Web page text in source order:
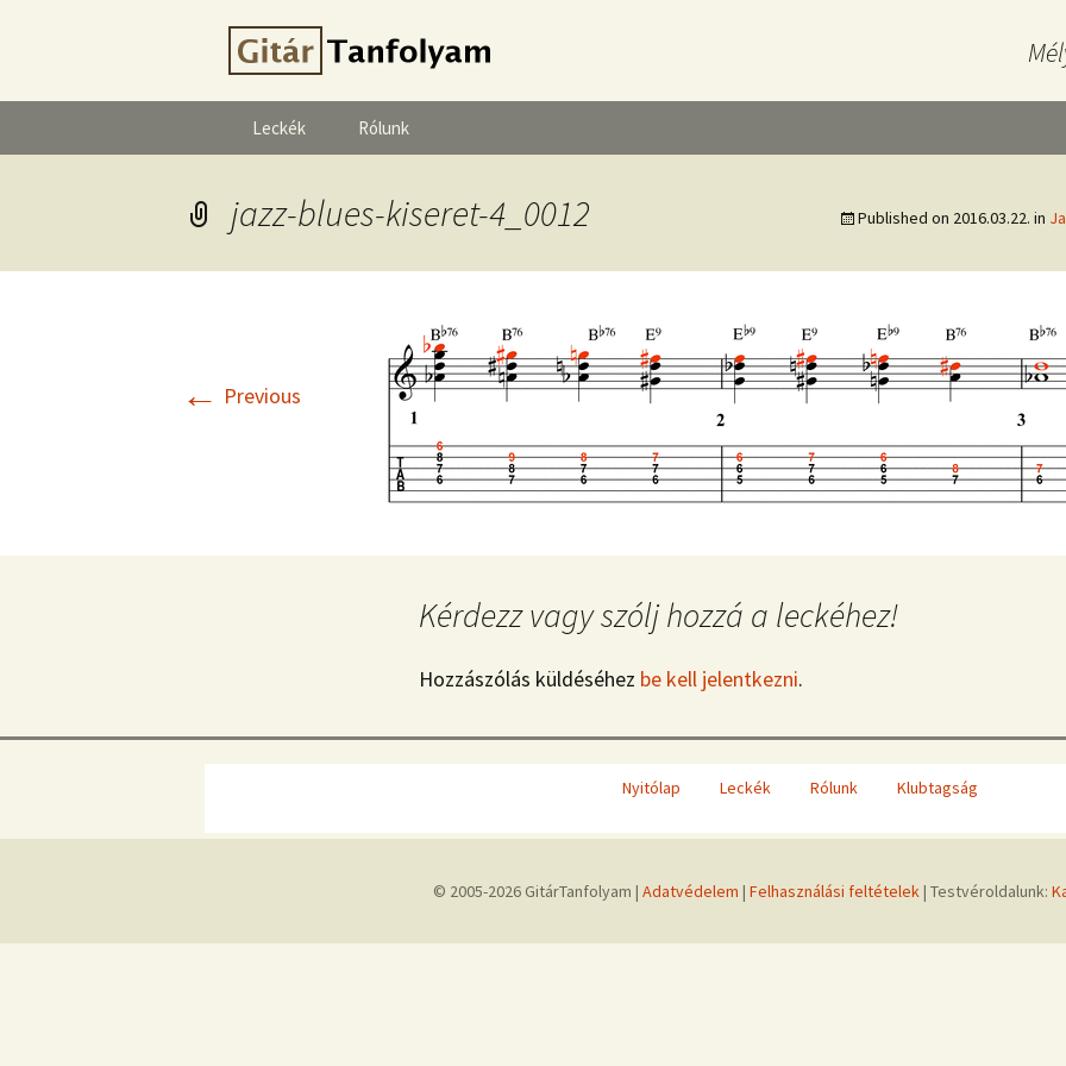
Leckék Rólunk
jazz-blues-kiseret-4_0012 Published on 2016.03.22. in
← Previous
Kérdezz vagy szólj hozzá a leckéhez!
Hozzászólás küldéséhez be kell jelentkezni.
Nyitólap Leckék Rólunk Klubtagság
© 2005-2026 GitárTanfolyam | Adatvédelem | Felhasználási feltételek| Testvéroldalunk: